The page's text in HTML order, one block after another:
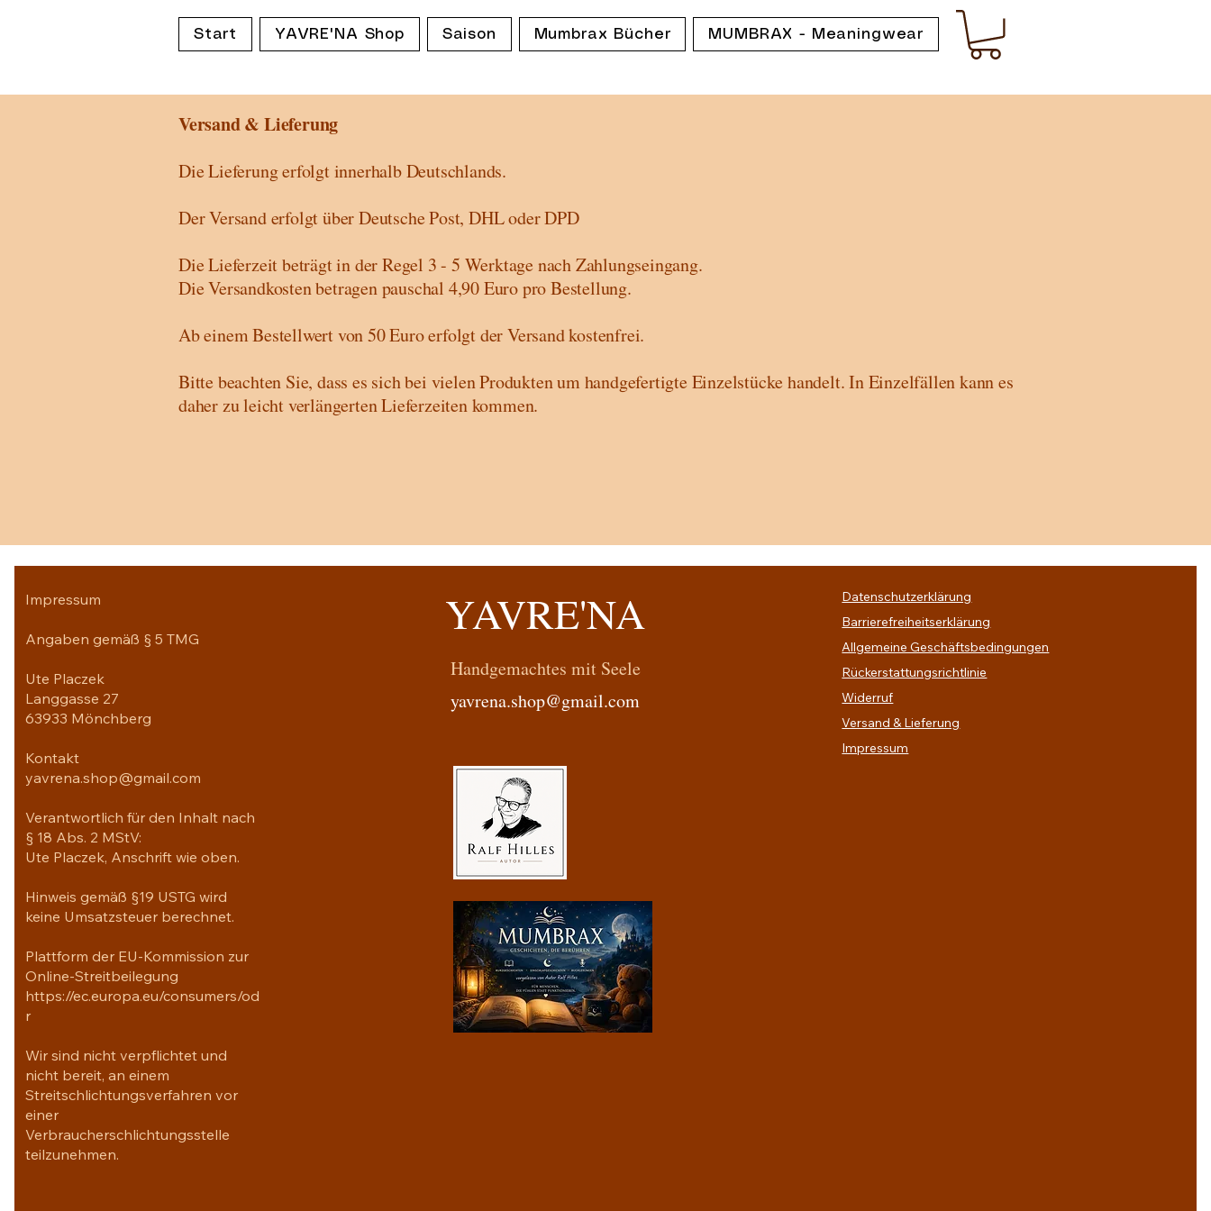
Start YAVRE'NA Shop Saison Mumbrax Bücher MUMBRAX - Meaningwear
Versand & Lieferung
Die Lieferung erfolgt innerhalb Deutschlands.
Der Versand erfolgt über Deutsche Post, DHL oder DPD
Die Lieferzeit beträgt in der Regel 3 - 5 Werktage nach Zahlungseingang.
Die Versandkosten betragen pauschal 4,90 Euro pro Bestellung.
Ab einem Bestellwert von 50 Euro erfolgt der Versand kostenfrei.
Bitte beachten Sie, dass es sich bei vielen Produkten um handgefertigte Einzelstücke handelt. In Einzelfällen kann es
daher zu leicht verlängerten Lieferzeiten kommen.
Impressum
Angaben gemäß § 5 TMG
Ute Placzek
Langgasse 27
63933 Mönchberg
Kontakt
yavrena.shop@gmail.com
Verantwortlich für den Inhalt nach
§ 18 Abs. 2 MStV:
Ute Placzek, Anschrift wie oben.
Hinweis gemäß §19 USTG wird
keine Umsatzsteuer berechnet.
Plattform der EU-Kommission zur
Online-Streitbeilegung
https://ec.europa.eu/consumers/od
r
Wir sind nicht verpflichtet und
nicht bereit, an einem
Streitschlichtungsverfahren vor
einer
Verbraucherschlichtungsstelle
teilzunehmen.
YAVRE'NA
Handgemachtes mit Seele
yavrena.shop@gmail.com
Datenschutzerklärung
Barrierefreiheitserklärung
Allgemeine Geschäftsbedingungen
Rückerstattungsrichtlinie
Widerruf
Versand & Lieferung
Impressum